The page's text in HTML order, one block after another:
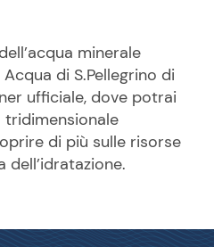
minerale
di S.Pellegrino di
ufficiale, dove potrai
tridimensionale
di più sulle risorse
dell’idratazione.